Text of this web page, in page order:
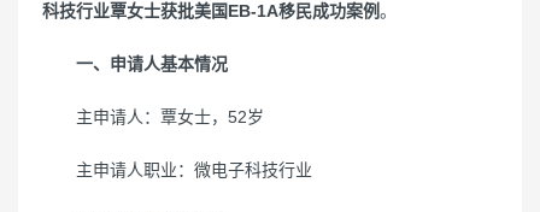
科技行业覃女士获批美国EB-1A移民成功案例。
一、申请人基本情况
主申请人：覃女士，52岁
主申请人职业：微电子科技行业